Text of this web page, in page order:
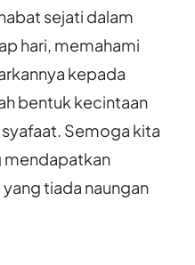
sejati dalam
hari, memahami
kepada
bentuk kecintaan
Semoga kita
mendapatkan
yang tiada naungan